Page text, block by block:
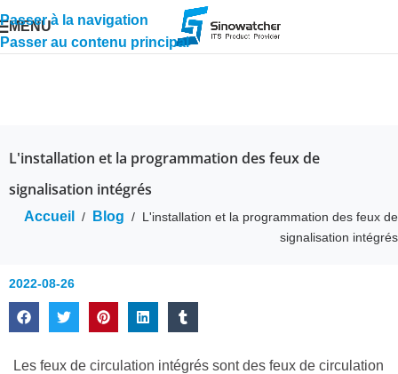
Passer à la navigation
Passer au contenu principal
MENU
L'installation et la programmation des feux de
signalisation intégrés
Accueil / Blog / L'installation et la programmation des feux de
signalisation intégrés
2022-08-26
Les feux de circulation intégrés sont des feux de circulation